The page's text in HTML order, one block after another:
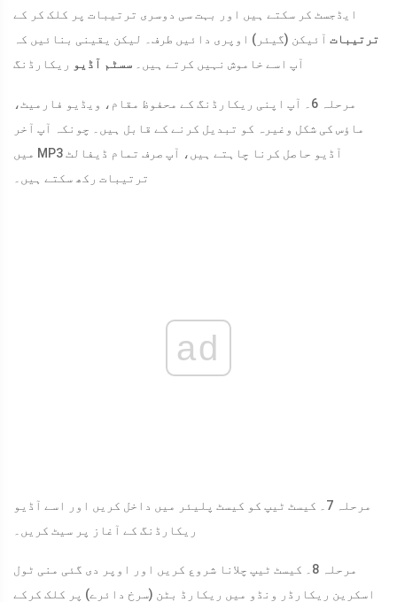
ایڈجسٹ کر سکتے ہیں اور بہت سی دوسری ترتیبات پر کلک کر کے
ترتیبات آئیکن (گیئر) اوپری دائیں طرف۔ لیکن یقینی بنائیں کہ
آپ اسے خاموش نہیں کرتے ہیں۔ سسٹم آڈیو ریکارڈنگ
مرحلہ 6۔ آپ اپنی ریکارڈنگ کے محفوظ مقام، ویڈیو فارمیٹ،
ماؤس کی شکل وغیرہ کو تبدیل کرنے کے قابل ہیں۔ چونکہ آپ آخر
میں MP3 آڈیو حاصل کرنا چاہتے ہیں، آپ صرف تمام ڈیفالٹ
ترتیبات رکھ سکتے ہیں۔
ad
مرحلہ 7۔ کیسٹ ٹیپ کو کیسٹ پلیئر میں داخل کریں اور اسے آڈیو
ریکارڈنگ کے آغاز پر سیٹ کریں۔
مرحلہ 8۔ کیسٹ ٹیپ چلانا شروع کریں اور اوپر دی گئی منی ٹول
اسکرین ریکارڈر ونڈو میں ریکارڈ بٹن (سرخ دائرے) پر کلک کرکے